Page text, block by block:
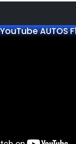
AUTOS